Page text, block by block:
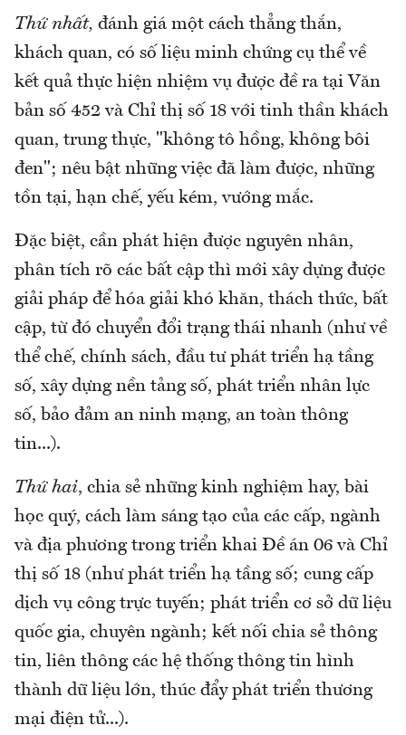
Thứ nhất, đánh giá một cách thẳng thắn,
khách quan, có số liệu minh chứng cụ thể về
kết quả thực hiện nhiệm vụ được đề ra tại Văn
bản số 452 và Chỉ thị số 18 với tinh thần khách
quan, trung thực, "không tô hồng, không bôi
đen"; nêu bật những việc đã làm được, những
tồn tại, hạn chế, yếu kém, vướng mắc.
Đặc biệt, cần phát hiện được nguyên nhân,
phân tích rõ các bất cập thì mới xây dựng được
giải pháp để hóa giải khó khăn, thách thức, bất
cập, từ đó chuyển đổi trạng thái nhanh (như về
thể chế, chính sách, đầu tư phát triển hạ tầng
số, xây dựng nền tảng số, phát triển nhân lực
số, bảo đảm an ninh mạng, an toàn thông
tin...).
Thứ hai, chia sẻ những kinh nghiệm hay, bài
học quý, cách làm sáng tạo của các cấp, ngành
và địa phương trong triển khai Đề án 06 và Chỉ
thị số 18 (như phát triển hạ tầng số; cung cấp
dịch vụ công trực tuyến; phát triển cơ sở dữ liệu
quốc gia, chuyên ngành; kết nối chia sẻ thông
tin, liên thông các hệ thống thông tin hình
thành dữ liệu lớn, thúc đẩy phát triển thương
mại điện tử...).